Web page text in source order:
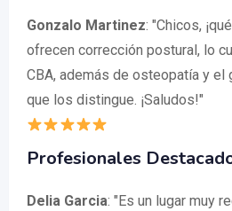
Gonzalo Martinez: "Chicos,
ofrecen corrección postural, lo
CBA, además de osteopatía y
que los distingue. ¡Saludos!"
Profesionales
Delia Garcia: "Es un lugar muy